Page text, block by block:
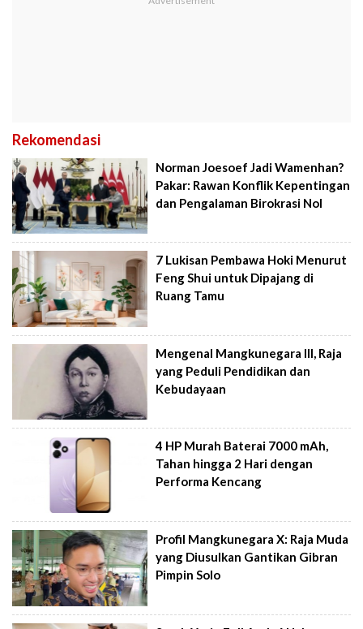
Rekomendasi
Norman Joesoef Jadi Wamenhan?
Pakar: Rawan Konflik Kepentingan
dan Pengalaman Birokrasi Nol
7 Lukisan Pembawa Hoki Menurut
Feng Shui untuk Dipajang di
Ruang Tamu
Mengenal Mangkunegara III, Raja
yang Peduli Pendidikan dan
Kebudayaan
4 HP Murah Baterai 7000 mAh,
Tahan hingga 2 Hari dengan
Performa Kencang
Profil Mangkunegara X: Raja Muda
yang Diusulkan Gantikan Gibran
Pimpin Solo